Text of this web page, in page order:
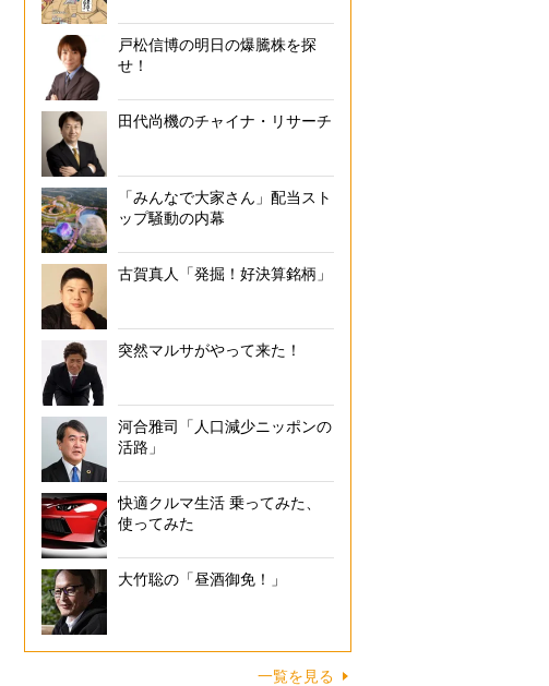
戸松信博の明日の爆騰株を探
せ！
田代尚機のチャイナ・リサーチ
「みんなで大家さん」配当スト
ップ騒動の内幕
古賀真人「発掘！好決算銘柄」
突然マルサがやって来た！
河合雅司「人口減少ニッポンの
活路」
快適クルマ生活 乗ってみた、
使ってみた
大竹聡の「昼酒御免！」
一覧を見る